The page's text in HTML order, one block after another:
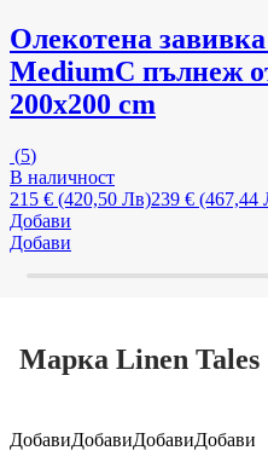
Олекотена
MediumС пълнеж
200x200 cm
(5)
В наличност
215 € (420,50 Лв)239 € (467,44
Добави
Добави
Марка Linen Tales
ДобавиДобавиДобавиДобави